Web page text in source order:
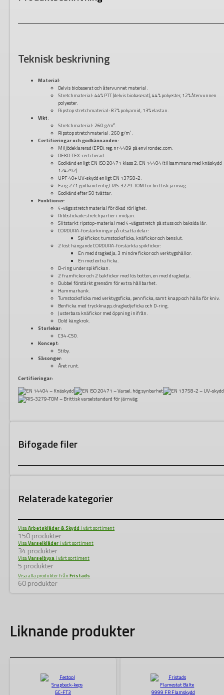
Teknisk beskrivning
Material:
Delvis biobaserat och återvunnet material.
Stretchmaterial: 44% PTT (delvis biobaserat), 44% polyester, 12% återvunnen
polyester.
Ripstop stretchmaterial: 87% polyamid, 13% elastan.
Vikt:
Stretchmaterial: 260 g/m².
Ripstop stretchmaterial: 260 g/m².
Certifieringar och godkännanden:
Miljödeklarerad (EPD), reg.nr 4489 på environdec.com.
OEKO-TEX-certifierad.
Godkänd enligt EN ISO 20471 klass 2, EN 14404 (tillsammans med knäskydd
124292).
UPF 40+ UV-skydd enligt EN 13758-2.
Färg 271 godkänd enligt RIS-3279-TOM för brittisk järnväg.
Godkänd efter 50 tvättar.
Funktioner:
4-vägs stretchmaterial för ökad rörlighet.
Ribbstickade stretchpartier i midjan.
Slitstarkt ripstop-material med 4-vägsstretch på stuss och baksida lår.
CORDURA-förstärkningar på utsatta delar:
Spikfickor, tumstocksficka, knäfickor och benslut.
2 löst hängande CORDURA-förstärkta spikfickor:
En med dragkedja, 3 mindre fickor och verktygshällor.
En med extra ficka.
D-ring under spikfickan.
2 framfickor och 2 bakfickor med lös botten, en med dragkedja.
Dubbel förstärkt grensöm för extra hållbarhet.
Hammarhank.
Tumstocksficka med verktygsficka, pennficka, samt knapp och hälla för kniv.
Benficka med tryckknapp, dragkedjeficka och D-ring.
Justerbara knäfickor med öppning inifrån.
Dold kängkrok.
Storlekar:
C34-C50.
Koncept:
Stiby.
Säsonger:
Året runt.
Certifieringar:
Bifogade filer
Relaterade kategorier
VisaArbetskläder & Skydd i vårt sortiment
150 produkter
VisaVarselkläder i vårt sortiment
34 produkter
VisaVarselbyxa i vårt sortiment
5 produkter
Visa alla produkter frånFristads
60 produkter
Liknande produkter